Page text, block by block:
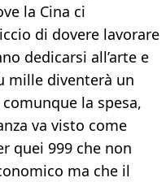
la Cina ci
di dovere lavorare
dedicarsi all’arte e
mille diventerà un
la spesa,
va visto come
quei 999 che non
ma che il